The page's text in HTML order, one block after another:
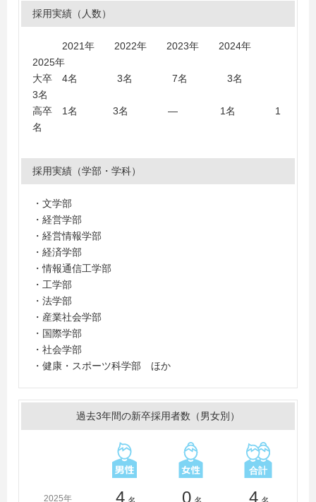
学、奈良県立大学、阪南大学、福山大学、法政大学、武
庫川女子大学、桃山学院大学、立命館大学、立命館アジ
大阪ＩＴプログラミング＆会計専門学校天王寺校
採用実績（人数）
2021年 2022年 2023年 2024年
2025年
大卒 4名 3名 7名 3名
3名
高卒 1名 3名 ― 1名 1
名
採用実績（学部・学科）
・文学部
・経営学部
・経営情報学部
・経済学部
・情報通信工学部
・工学部
・法学部
・産業社会学部
・国際学部
・社会学部
・健康・スポーツ科学部 ほか
過去3年間の新卒採用者数（男女別）
2025年 4 0 4